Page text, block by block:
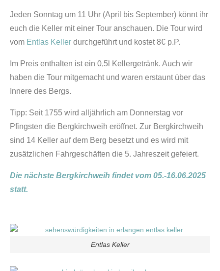
Jeden Sonntag um 11 Uhr (April bis September) könnt ihr
euch die Keller mit einer Tour anschauen. Die Tour wird
vom Entlas Keller durchgeführt und kostet 8€ p.P.
Im Preis enthalten ist ein 0,5l Kellergetränk. Auch wir
haben die Tour mitgemacht und waren erstaunt über das
Innere des Bergs.
Tipp: Seit 1755 wird alljährlich am Donnerstag vor
Pfingsten die Bergkirchweih eröffnet. Zur Bergkirchweih
sind 14 Keller auf dem Berg besetzt und es wird mit
zusätzlichen Fahrgeschäften die 5. Jahreszeit gefeiert.
Die nächste Bergkirchweih findet vom 05.-16.06.2025
statt.
Entlas Keller